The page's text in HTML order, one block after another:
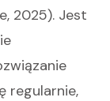
2025). Jest
regularnie,